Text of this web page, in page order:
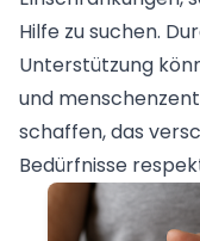
Hilfe zu suchen.
Unterstützung
und
schaffen, das
Bedürfnisse